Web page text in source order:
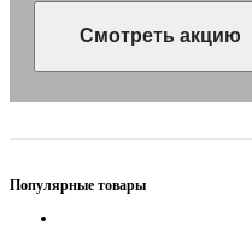
Смотреть акцию
Популярные товары